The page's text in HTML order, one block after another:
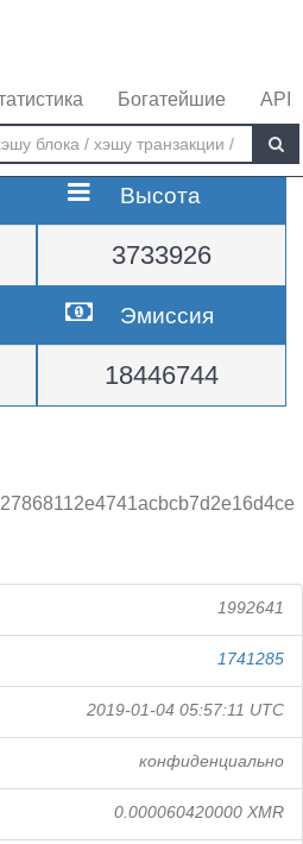
Богатейшие API
Высота
3733926
Эмиссия
18446744
1992641
1741285
2019-01-04 05:57:11 UTC
конфиденциально
0.000060420000 XMR